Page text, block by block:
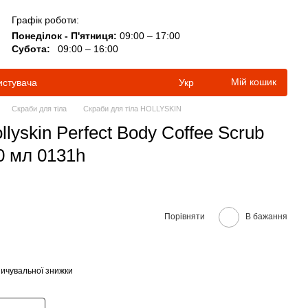
Графік роботи:
Понеділок - П'ятниця: 09:00 – 17:00
Субота:
09:00 – 16:00
Укр Мій кошик
Скраби для тіла Скраби для тіла HOLLYSKIN
Perfect Body Coffee Scrub
мл 0131h
Порівняти В бажання
знижки